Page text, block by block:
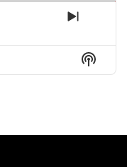
NEXT
Show